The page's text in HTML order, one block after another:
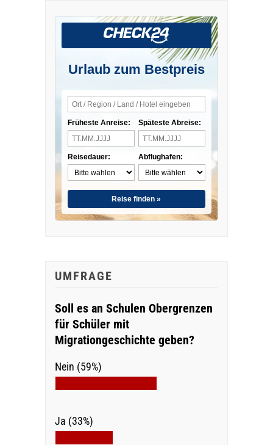
Urlaub zum Bestpreis
Früheste Anreise:
Reisedauer:
Späteste Abreise:
Abflughafen:
Reise finden »
UMFRAGE
Soll es an Schulen Obergrenzen
für Schüler mit
Migrationgeschichte geben?
Nein (59%)
Ja (33%)